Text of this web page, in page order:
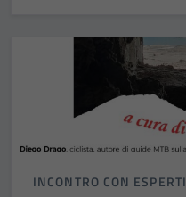
INCONTRO CON ESPERTI